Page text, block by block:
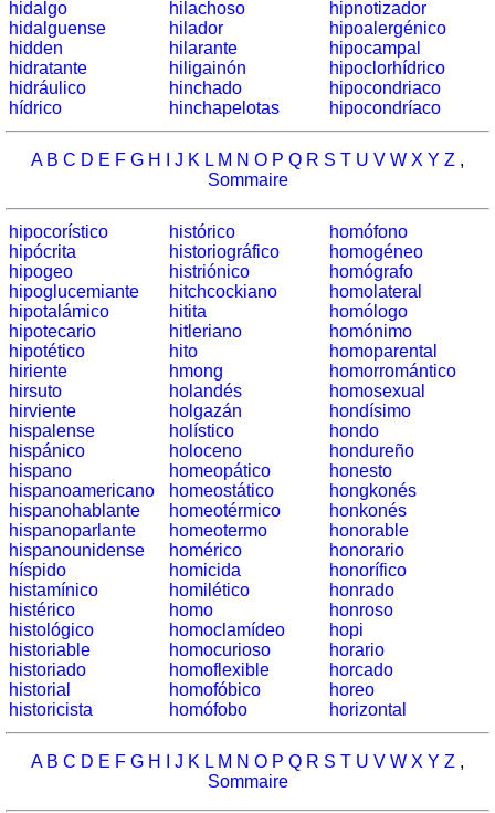
drapeaux,
blasons,
monnaie
Quiz
de
villes
pays
Plus
de
jeux
Entraineur
de
mémoire
Entraineur
de
mathématiques
Puzzle
Quiz
animaux
Trouvez
les
différences
hidalgo
hidalguense
hidden
hidratante
hidráulico
hídrico
hilachoso
hilador
hilarante
hiligainón
hinchado
hinchapelotas
hipnotizador
hipoalergénico
hipocampal
hipoclorhídrico
hipocondriaco
hipocondríaco
A B C D E F G H J K L M N O P Q R S T U V W X Y Z ,
Sommaire
hipocorístico
hipócrita
hipogeo
hipoglucemiante
hipotalámico
hipotecario
hipotético
hiriente
hirsuto
hirviente
hispalense
hispánico
hispano
hispanoamericano
hispanohablante
hispanoparlante
hispanounidense
híspido
histamínico
histérico
histológico
historiable
historiado
historial
historicista
histórico
historiográfico
histriónico
hitchcockiano
hitita
hitleriano
hito
hmong
holandés
holgazán
holístico
holoceno
homeopático
homeostático
homeotérmico
homeotermo
homérico
homicida
homilético
homo
homoclamídeo
homocurioso
homoflexible
homofóbico
homófobo
homófono
homogéneo
homógrafo
homolateral
homólogo
homónimo
homoparental
homorromántico
homosexual
hondísimo
hondo
hondureño
honesto
hongkonés
honkonés
honorable
honorario
honorífico
honrado
honroso
hopi
horario
horcado
horeo
horizontal
A B C D E F G H J K L M N O P Q R S T U V W X Y Z ,
Sommaire